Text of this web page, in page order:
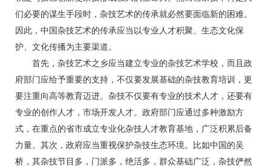
们必要的谋生手段时，杂技艺术的传承就必然要面临新的困难。
因此，中国杂技艺术的传承应当以专业人才积聚、生态文化保
护、文化传播为主要渠道。
首先，杂技艺术之乡应当建立专业的杂技艺术学校，而且政
府部门应给予重要的支持，不仅要发展基础的杂技教育培训，更
要注重向高等教育迈进。杂技不仅要有专业的技术人才，还要有
专业的创作人才，市场开发人才。政府部门应通过多种激励方
式，在重点的省市成立专业化杂技人才教育基地，广泛积累后备
力量。其次，政府应当重视保护杂技生态环境。比如中国的吴
桥，其杂技节目多，门派多，绝活多，群众基础广泛，杂技俨然